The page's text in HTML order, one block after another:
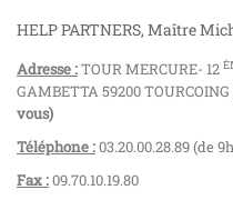
HELP PARTNERS, Maître
Adresse :TOUR MERCURE- 12
GAMBETTA 59200 TOURCOING
vous)
Téléphone :03.20.00.28.89 (de
Fax :09.70.10.19.80